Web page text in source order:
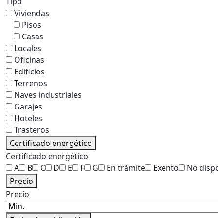
Viviendas
Pisos
Casas
Locales
Oficinas
Edificios
Terrenos
Naves industriales
Garajes
Hoteles
Trasteros
Certificado energético
Certificado energético
A
B C D E F G En trámite Exento
No
Precio
Precio